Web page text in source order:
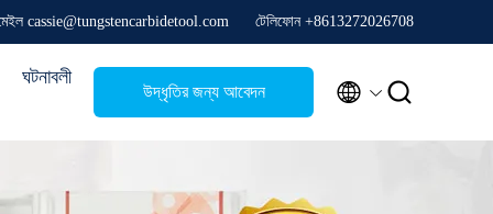
cassie@tungstencarbidetool.com টেলিফোন +8613272026708
ঘটনাবলী
উদ্ধৃতির জন্য আবেদন  